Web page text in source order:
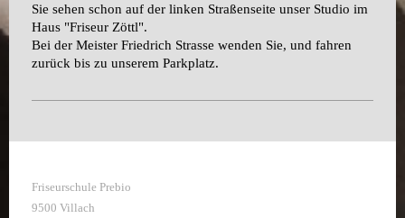
Sie sehen schon auf der linken Straßenseite unser Studio im
Haus "Friseur Zöttl".
Bei der Meister Friedrich Strasse wenden Sie, und fahren
zurück bis zu unserem Parkplatz.
Friseurschule Prebio
9500 Villach